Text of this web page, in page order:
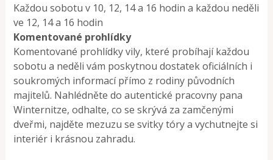
Každou sobotu v 10, 12, 14 a 16 hodin a každou neděli
ve 12, 14 a 16 hodin
Komentované prohlídky
Komentované prohlídky vily, které probíhají každou
sobotu a neděli vám poskytnou dostatek oficiálních i
soukromých informací přímo z rodiny původních
majitelů. Nahlédněte do autentické pracovny pana
Winternitze, odhalte, co se skrývá za zamčenými
dveřmi, najděte mezuzu se svitky tóry a vychutnejte si
interiér i krásnou zahradu.